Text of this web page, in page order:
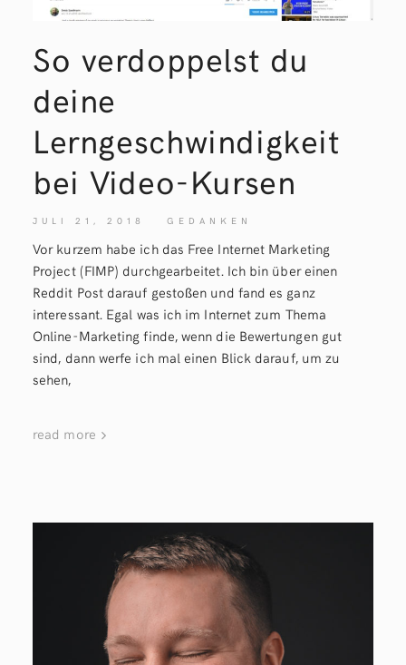
So verdoppelst du
deine
Lerngeschwindigkeit
bei Video-Kursen
JULI 21, 2018 GEDANKEN
Vor kurzem habe ich das Free Internet Marketing
Project (FIMP) durchgearbeitet. Ich bin über einen
Reddit Post darauf gestoßen und fand es ganz
interessant. Egal was ich im Internet zum Thema
Online-Marketing finde, wenn die Bewertungen gut
sind, dann werfe ich mal einen Blick darauf, um zu
sehen,
read more